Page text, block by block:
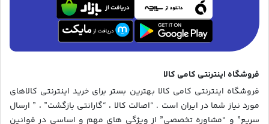
فروشگاه اینترنتی کامی کالا
فروشگاه اینترنتی کامی کالا بهترین بستر برای خرید اینترنتی کالاهای
مورد نیاز شما در ایران است . “اصالت کالا ، “گارانتی بازگشت” ، ” ارسال
سریع” و “مشاوره تخصصی” از ویژگی های مهم و اساسی در قوانین